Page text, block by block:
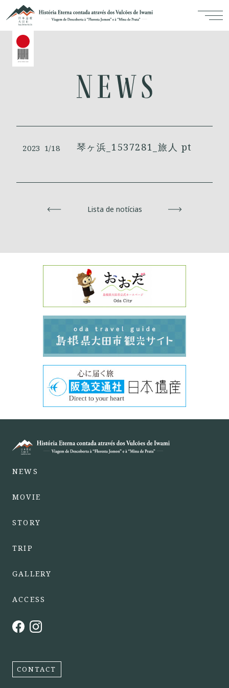
2023 1/18 琴ヶ浜_1537281_旅人 pt
Lista de notícias
NEWS
MOVIE
STORY
TRIP
GALLERY
ACCESS
CONTACT